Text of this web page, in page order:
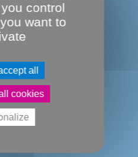
control
want to
all
cookies